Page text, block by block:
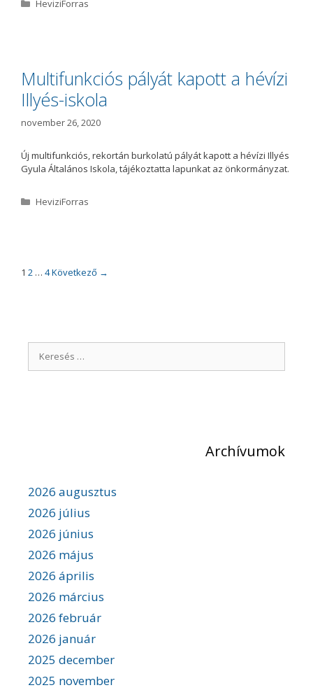
r
a
HeviziForras
Multifunkciós pályát kapott a hévízi
Illyés-iskola
november 26, 2020
Új multifunkciós, rekortán burkolatú pályát kapott a hévízi Illyés
Gyula Általános Iskola, tájékoztatta lapunkat az önkormányzat.
K
r
HeviziForras
B1 2 … 4Következő →
e
Archívumok
2026 augusztus
2026 július
2026 június
2026 május
2026 április
2026 március
2026 február
2026 január
2025 december
2025 november